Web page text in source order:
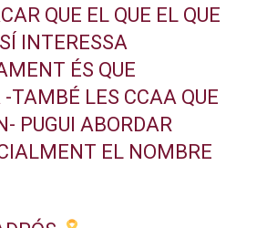
QUE EL QUE EL QUE
INTERESSA
ÉS QUE
TAMBÉ LES CCAA QUE
PUGUI ABORDAR
EL NOMBRE